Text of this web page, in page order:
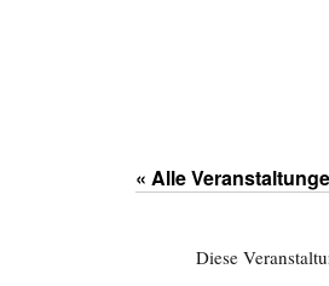
« Alle
Diese